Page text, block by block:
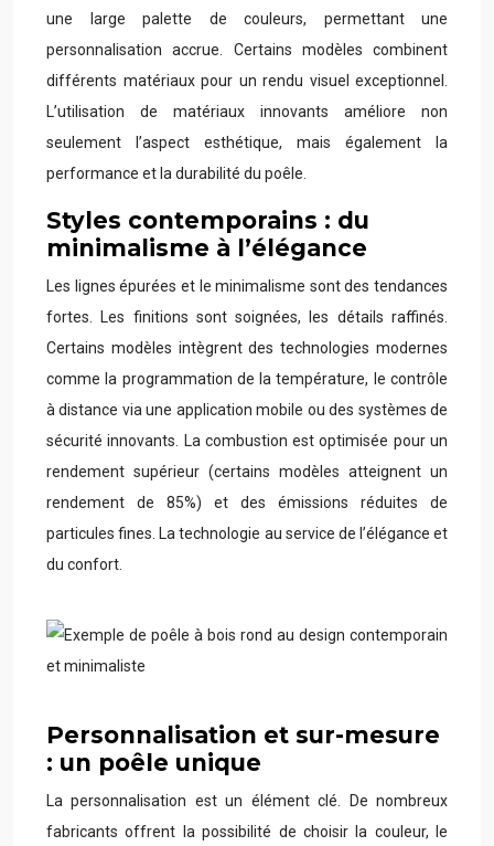
une large palette de couleurs, permettant une
personnalisation accrue. Certains modèles combinent
différents matériaux pour un rendu visuel exceptionnel.
L’utilisation de matériaux innovants améliore non
seulement l’aspect esthétique, mais également la
performance et la durabilité du poêle.
Styles contemporains : du
minimalisme à l’élégance
Les lignes épurées et le minimalisme sont des tendances
fortes. Les finitions sont soignées, les détails raffinés.
Certains modèles intègrent des technologies modernes
comme la programmation de la température, le contrôle
à distance via une application mobile ou des systèmes de
sécurité innovants. La combustion est optimisée pour un
rendement supérieur (certains modèles atteignent un
rendement de 85%) et des émissions réduites de
particules fines. La technologie au service de l’élégance et
du confort.
Personnalisation et sur-mesure
: un poêle unique
La personnalisation est un élément clé. De nombreux
fabricants offrent la possibilité de choisir la couleur, le